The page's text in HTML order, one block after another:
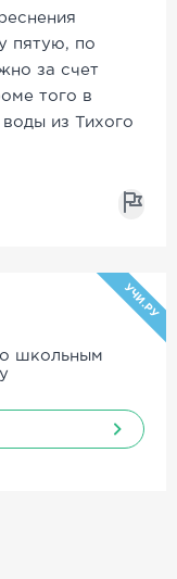
пятую, по
за счет
того в
из Тихого
УЧИ.РУ
школьным